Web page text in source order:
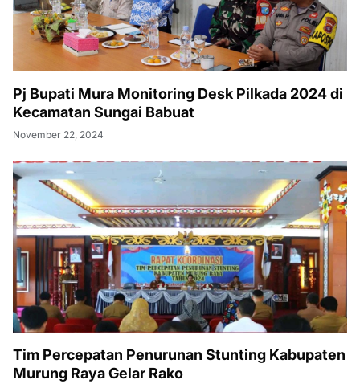
Pj Bupati Mura Monitoring Desk Pilkada 2024 di
Kecamatan Sungai Babuat
November 22, 2024
Tim Percepatan Penurunan Stunting Kabupaten
Murung Raya Gelar Rako